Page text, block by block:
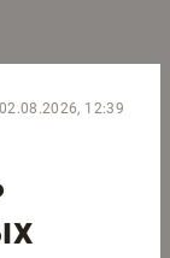
02.08.2026, 12:39